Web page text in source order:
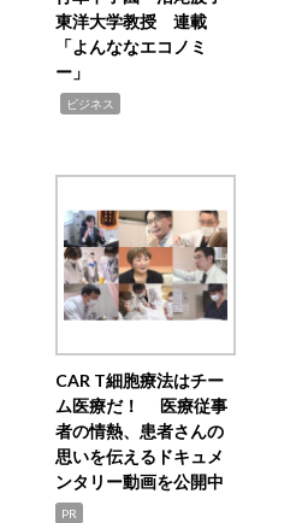
東洋大学教授 連載
「よんななエコノミ
ー」
ビジネス
CAR T細胞療法はチー
ム医療だ！ 医療従事
者の情熱、患者さんの
思いを伝えるドキュメ
ンタリー動画を公開中
PR